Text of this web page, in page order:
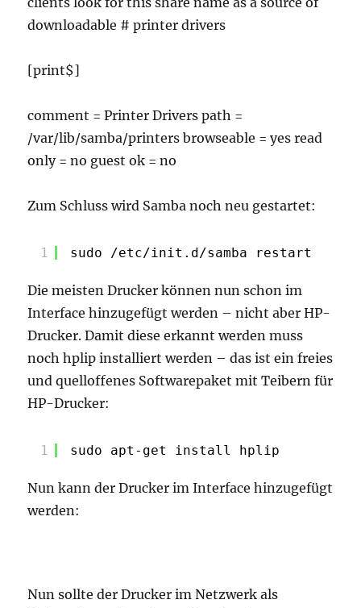
downloadable # printer drivers
[print$]
comment = Printer Drivers path =
/var/lib/samba/printers browseable = yes read
only = no guest ok = no
Zum Schluss wird Samba noch neu gestartet:
1 sudo /etc/init.d/samba restart
Die meisten Drucker können nun schon im
Interface hinzugefügt werden – nicht aber HP-
Drucker. Damit diese erkannt werden muss
noch hplip installiert werden – das ist ein freies
und quelloffenes Softwarepaket mit Teibern für
HP-Drucker:
1 sudo apt-get install hplip
Nun kann der Drucker im Interface hinzugefügt
werden:
Nun sollte der Drucker im Netzwerk als